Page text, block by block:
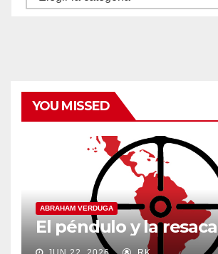
YOU MISSED
ABRAHAM VERDUGA
El péndulo y la resaca